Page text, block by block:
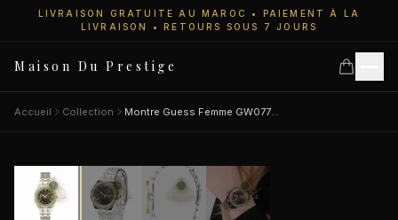
LIVRAISON GRATUITE AU MAROC • PAIEMENT À LA
LIVRAISON • RETOURS SOUS 7 JOURS
Maison Du Prestige
Accueil
Accueil Collection Montre Guess Femme GW0770L4 Analogique Élégante
SALE